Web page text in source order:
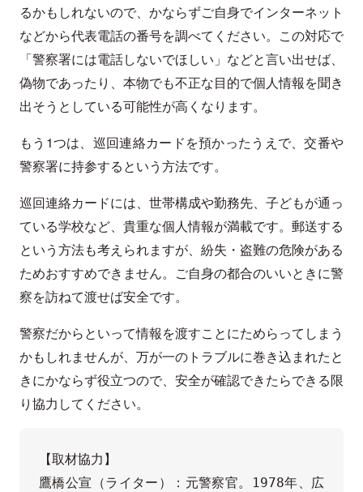
るかもしれないので、かならずご自身でインターネット
などから代表電話の番号を調べてください。この対応で
「警察署には電話しないでほしい」などと言い出せば、
偽物であったり、本物でも不正な目的で個人情報を聞き
出そうとしている可能性が高くなります。
もう1つは、巡回連絡カードを預かったうえで、交番や
警察署に持参するという方法です。
巡回連絡カードには、世帯構成や勤務先、子どもが通っ
ている学校など、貴重な個人情報が満載です。郵送する
という方法も考えられますが、紛失・盗難の危険がある
ためおすすめできません。ご自身の都合のいいときに警
察を訪ねて渡せば安全です。
警察だからといって情報を渡すことにためらってしまう
かもしれませんが、万が一のトラブルに巻き込まれたと
きにかならず役立つので、安全が確認できたらできる限
り協力してください。
【取材協力】
鷹橋公宣（ライター）：元警察官。1978年、広